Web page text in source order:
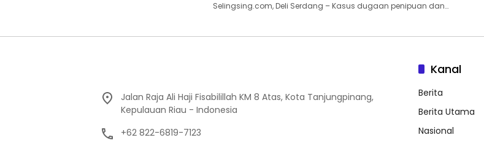
Selingsing.com, Deli Serdang – Kasus dugaan penipuan dan…
Jalan Raja Ali Haji Fisabilillah KM 8 Atas, Kota Tanjungpinang,
Kepulauan Riau - Indonesia
+62 822-6819-7123
Kanal
Berita
Berita Utama
Nasional